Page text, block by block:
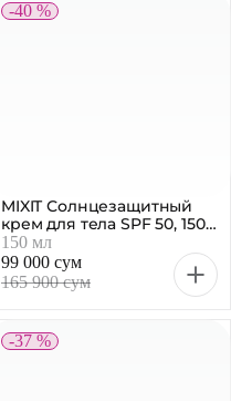
-40 %
MIXIT Солнцезащитный
крем для тела SPF 50, 150
мл
150 мл
99 000 сум
165 900 сум
-37 %